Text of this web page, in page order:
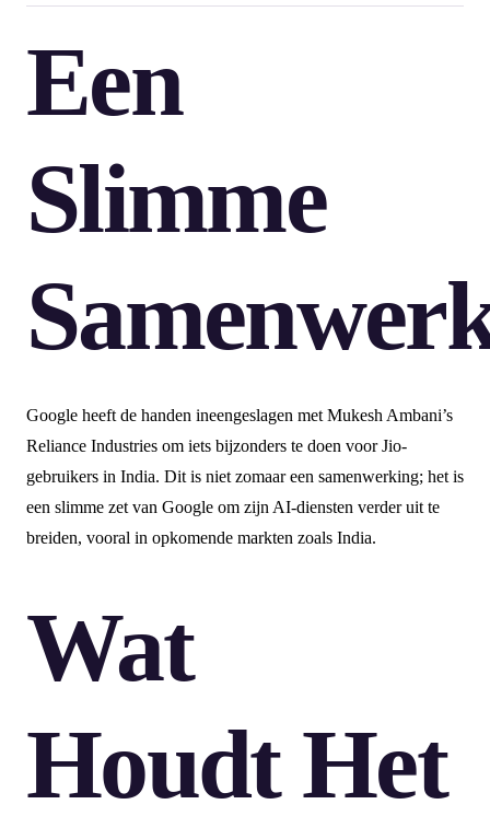
Een
Slimme
Google heeft de handen ineengeslagen met Mukesh Ambani’s
Reliance Industries om iets bijzonders te doen voor Jio-
gebruikers in India. Dit is niet zomaar een samenwerking; het is
een slimme zet van Google om zijn AI-diensten verder uit te
breiden, vooral in opkomende markten zoals India.
Wat
Houdt Het